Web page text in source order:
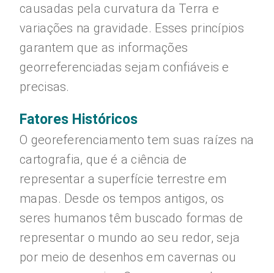
causadas pela curvatura da Terra e
variações na gravidade. Esses princípios
garantem que as informações
georreferenciadas sejam confiáveis e
precisas.
Fatores Históricos
O georeferenciamento tem suas raízes na
cartografia, que é a ciência de
representar a superfície terrestre em
mapas. Desde os tempos antigos, os
seres humanos têm buscado formas de
representar o mundo ao seu redor, seja
por meio de desenhos em cavernas ou